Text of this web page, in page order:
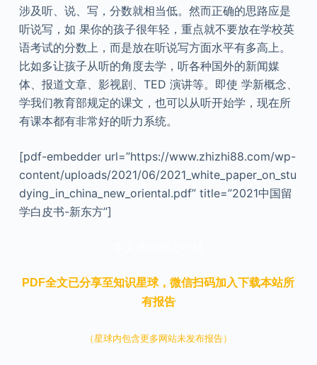
涉及听、说、写，分数就相当低。然而正确的思路应是
听说写，如 果你的孩子很年轻，重点就不要放在学校英
语考试的分数上，而是放在听说写方面水平有多高上。
比如多让孩子从听的角度去学，听各种国外的新闻媒
体、报道文章、影视剧、TED 演讲等。即使 学新概念、
学我们教育部规定的课文，也可以从听开始学，现在所
有课本都有非常好的听力系统。
[pdf-embedder url=”https://www.zhizhi88.com/wp-
content/uploads/2021/06/2021_white_paper_on_stu
dying_in_china_new_oriental.pdf” title=”2021中国留
学白皮书-新东方”]
PDF全文已分享至知识星球，微信扫码加入下载本站所
有报告
（星球内包含更多网站未发布报告）